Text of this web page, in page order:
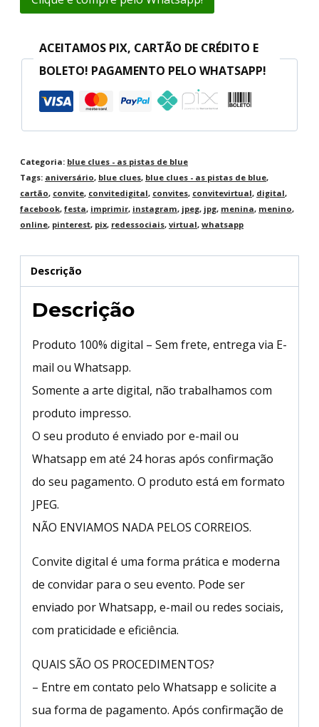
ACEITAMOS PIX, CARTÃO DE CRÉDITO E
BOLETO! PAGAMENTO PELO WHATSAPP!
Categoria: blue clues - as pistas de blue
Tags: aniversário, blue clues, blue clues - as pistas de blue,
cartão, convite, convitedigital, convites, convitevirtual, digital,
facebook, festa, imprimir, instagram, jpeg, jpg, menina, menino,
online, pinterest, pix, redessociais, virtual, whatsapp
Descrição
Descrição
Produto 100% digital – Sem frete, entrega via E-
mail ou Whatsapp.
Somente a arte digital, não trabalhamos com
produto impresso.
O seu produto é enviado por e-mail ou
Whatsapp em até 24 horas após confirmação
do seu pagamento. O produto está em formato
JPEG.
NÃO ENVIAMOS NADA PELOS CORREIOS.
Convite digital é uma forma prática e moderna
de convidar para o seu evento. Pode ser
enviado por Whatsapp, e-mail ou redes sociais,
com praticidade e eficiência.
QUAIS SÃO OS PROCEDIMENTOS?
– Entre em contato pelo Whatsapp e solicite a
sua forma de pagamento. Após confirmação de